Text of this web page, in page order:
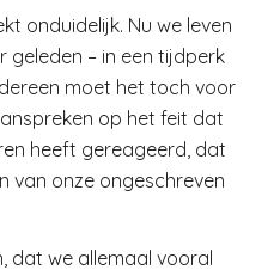
onduidelijk. Nu we leven
geleden – in een tijdperk
moet het toch voor
op het feit dat
heeft gereageerd, dat
van onze ongeschreven
dat we allemaal vooral